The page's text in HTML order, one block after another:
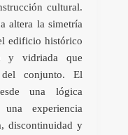
cultural.
altera la simetría
edificio histórico
y vidriada que
conjunto. El
una lógica
experiencia
discontinuidad y